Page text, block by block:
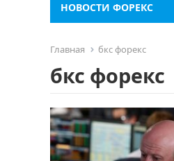
НОВОСТИ ФОРЕКС
Главная бкс форекс
бкс форекс